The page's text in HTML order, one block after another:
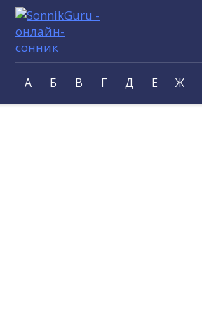
А Б В Г Д Е Ж